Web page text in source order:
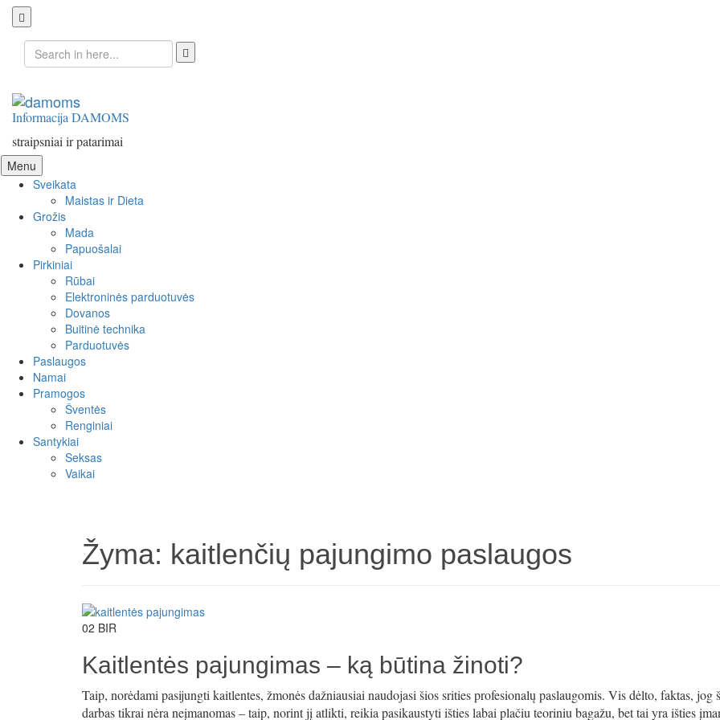
Search
for:
Informacija DAMOMS
straipsniai ir patarimai
Menu Skip
to
content
Sveikata
Maistas ir Dieta
Grožis
Mada
Papuošalai
Pirkiniai
Rūbai
Elektroninės parduotuvės
Dovanos
Buitinė technika
Parduotuvės
Paslaugos
Namai
Pramogos
Šventės
Renginiai
Santykiai
Seksas
Vaikai
Žyma: kaitlenčių pajungimo paslaugos
02 BIR
Kaitlentės pajungimas – ką būtina žinoti?
Taip, norėdami pasijungti kaitlentes, žmonės dažniausiai naudojasi šios srities profesionalų paslaugomis. Vis dėlto, faktas, jog
darbas tikrai nėra neįmanomas – taip, norint jį atlikti, reikia pasikaustyti išties labai plačiu teoriniu bagažu, bet tai yra išties